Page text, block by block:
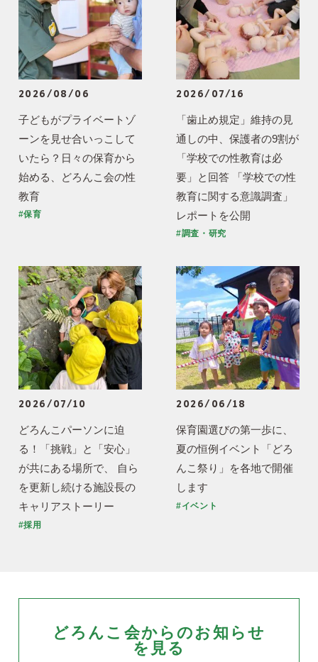
2026/08/06
子どもがプライベートゾ
ーンを見せ合いっこして
いたら？日々の保育から
始める、どろんこ会の性
教育
#保育
2026/07/16
「歯止め規定」維持の見
通しの中、保護者の9割が
「学校での性教育は必
要」と回答 「学校での性
教育に関する意識調査」
レポートを公開
#調査・研究
2026/07/10
どろんこパーソンに迫
る！「挑戦」と「安心」
が共にある場所で、 自ら
を更新し続ける施設長の
キャリアストーリー
#採用
2026/06/18
保育園選びの第一歩に、
夏の恒例イベント「どろ
んこ祭り」を各地で開催
します
#イベント
どろんこ会からのお知らせ
を見る